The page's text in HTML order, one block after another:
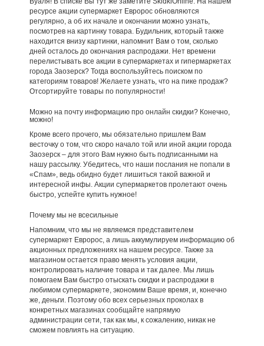
ресурсе акции супермаркет Евророс обновляются
регулярно, а об их начале и окончании можно узнать,
посмотрев на картинку товара. Будильник, который также
находится внизу картинки, напомнит Вам о том, сколько
дней осталось до окончания распродажи. Нет времени
перелистывать все акции в супермаркетах и гипермаркетах
города Заозерск? Тогда воспользуйтесь поиском по
категориям товаров! Желаете узнать, что на пике продаж?
Отсортируйте товары по популярности!
Можно на почту информацию про онлайн скидки? Конечно,
можно!
Кроме всего прочего, мы обязательно пришлем Вам
весточку о том, что скоро начало той или иной акции города
Заозерск – для этого Вам нужно быть подписанными на
нашу рассылку. Убедитесь, что наши послания не попали в
«Спам», ведь обидно будет лишиться такой важной и
интересной инфы. Акции супермаркетов пролетают очень
быстро, успейте купить нужное!
Почему мы не всесильные
Напомним, что мы не являемся представителем
супермаркет Евророс, а лишь аккумулируем информацию об
акционных предложениях на нашем ресурсе. Также за
магазином остается право менять условия акции,
контролировать наличие товара и так далее. Мы лишь
помогаем Вам быстро отыскать скидки и распродажи в
любимом супермаркете, экономим Ваше время, и, конечно
же, деньги. Поэтому обо всех серьезных проколах в
конкретных магазинах сообщайте напрямую
администрации сети, так как мы, к сожалению, никак не
сможем повлиять на ситуацию.